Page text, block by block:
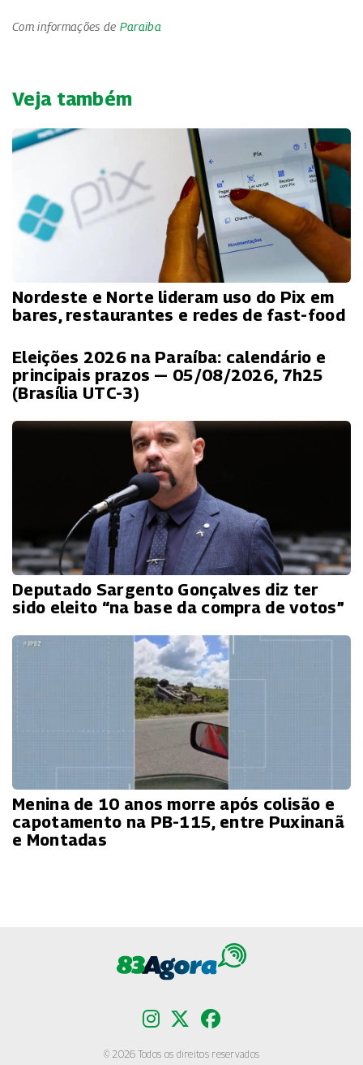
Com informações de Paraiba
Veja também
Nordeste e Norte lideram uso do Pix em
bares, restaurantes e redes de fast-food
Eleições 2026 na Paraíba: calendário e
principais prazos — 05/08/2026, 7h25
(Brasília UTC-3)
Deputado Sargento Gonçalves diz ter
sido eleito “na base da compra de votos”
Menina de 10 anos morre após colisão e
capotamento na PB-115, entre Puxinanã
e Montadas
© 2026 Todos os direitos reservados